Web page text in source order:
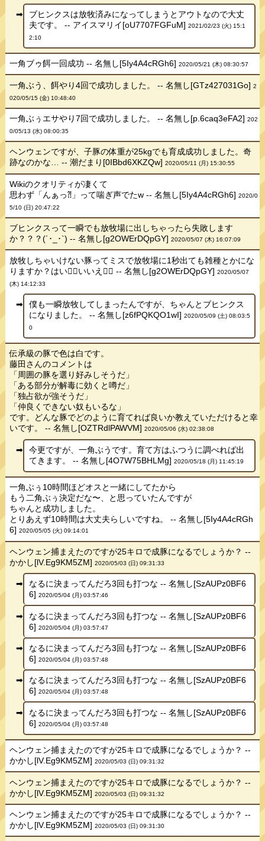
ブヒンクスは放牧済みになってしまうとアウトなので大丈
夫です。 -- アイスマリイ[oU7707FGFuM] 2021/02/23 (火) 15:1
2:10
一角ブゥ餌一回成功 -- 名無し[5Iy4A4cRGh6]2020/05/21 (木) 08:30:57
一角ぶう、餌やり4回で成功しました。 -- 名無し[GTz427031Go]2
020/05/15 (金) 10:48:40
一角ぶぅエサやり7回で成功しました。 -- 名無し[p.6caq3eFA2]202
0/05/13 (水) 08:00:35
ヘンウェンですが、子豚の体重が25kgでも育成成功しました。奇
跡なのかな… -- 潮だまり[0IBbd6XKZQw]2020/05/11 (月) 15:30:55
Wikiのクオリティが凄くて
思わず「んぁっ⁈」って喘ぎ声でたw -- 名無し[5Iy4A4cRGh6]2020/0
5/10 (日) 20:47:22
ブヒンクスって一瞬でも放牧場に出しちゃったら失敗します
か？？？(´･_･`) -- 名無し[g2OWErDQpGY]2020/05/07 (木) 16:07:09
放牧しちゃいけない豚ってミスで放牧場に1秒出ても雑種とかにな
りますか？はい👍🏻いいえ👎🏻 -- 名無し[g2OWErDQpGY]2020/05/07
(木) 14:12:33
僕も一瞬放牧してしまったんですが、ちゃんとブヒンクス
になりました。 -- 名無し[z6fPQKQO1wI] 2020/05/09 (土) 08:03:5
0
伝承級の豚で色は白です。
藤田さんのコメントは
「周囲の豚を選り好みしそうだ」
「ある部分が解毒に効くと噂だ」
「独占欲が強そうだ」
「仲良くできない奴もいるな」
です。どんな豚でどのように育てれば良いか教えていただけると幸
いです。 -- 名無し[OZTRdlPAWVM]2020/05/06 (水) 02:38:08
今更ですが、一角ぶうです。育て方はふつうに調べれば出
てきます。 -- 名無し[4O7W75BHLMg] 2020/05/18 (月) 11:45:19
一角ぶぅ10時間ほどオスと一緒にしてたから
もう二角ぶぅ決定だな〜、と思っていたんですが
ちゃんと成功しました。
とりあえず10時間は大丈夫らしいですね。 -- 名無し[5Iy4A4cRGh
6]2020/05/05 (火) 09:14:01
ヘンウェン捕まえたのですが25キロで成豚になるでしょうか？ --
かかし[lV.Eg9KM5ZM]2020/05/03 (日) 09:31:33
なるに決まってんだろ3回も打つな -- 名無し[SzAUPz0BF6
6] 2020/05/04 (月) 03:57:46
なるに決まってんだろ3回も打つな -- 名無し[SzAUPz0BF6
6] 2020/05/04 (月) 03:57:47
なるに決まってんだろ3回も打つな -- 名無し[SzAUPz0BF6
6] 2020/05/04 (月) 03:57:48
なるに決まってんだろ3回も打つな -- 名無し[SzAUPz0BF6
6] 2020/05/04 (月) 03:57:48
なるに決まってんだろ3回も打つな -- 名無し[SzAUPz0BF6
6] 2020/05/04 (月) 03:57:48
ヘンウェン捕まえたのですが25キロで成豚になるでしょうか？ --
かかし[lV.Eg9KM5ZM]2020/05/03 (日) 09:31:32
ヘンウェン捕まえたのですが25キロで成豚になるでしょうか？ --
かかし[lV.Eg9KM5ZM]2020/05/03 (日) 09:31:32
ヘンウェン捕まえたのですが25キロで成豚になるでしょうか？ --
かかし[lV.Eg9KM5ZM]2020/05/03 (日) 09:31:30